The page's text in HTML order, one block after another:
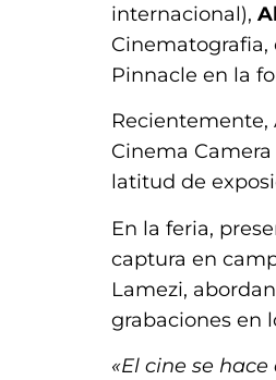
internacional),
Pinnacle en la
Cinema
latitud de
En la feria,
captura en
Lamezi,
grabaciones en
«El cine se